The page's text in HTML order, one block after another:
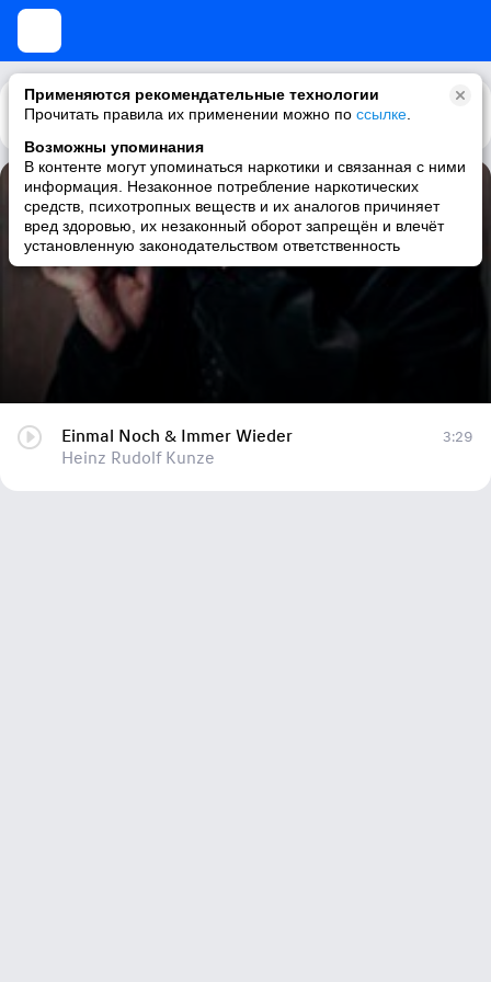
Применяются рекомендательные технологии
Прочитать правила их применении можно по ссылке
Возможны упоминания
В контенте могут упоминаться наркотики и связанная с ними
информация. Незаконное потребление наркотических
средств, психотропных веществ и их аналогов причиняет
вред здоровью, их незаконный оборот запрещён и влечёт
установленную законодательством ответственность
Каталог Рекомендации
Einmal Noch & Immer Wieder
Heinz Rudolf Kunze
Einmal Noch & Immer Wieder
Heinz Rudolf Kunze
3:29